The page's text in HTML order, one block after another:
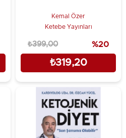
Kemal Özer
Ketebe Yayınları
₺319,20
₺399,00 %20